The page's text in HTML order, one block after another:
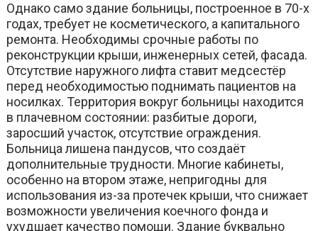
Однако само здание больницы, построенное в 70-х
годах, требует не косметического, а капитального
ремонта. Необходимы срочные работы по
реконструкции крыши, инженерных сетей, фасада.
Отсутствие наружного лифта ставит медсестёр
перед необходимостью поднимать пациентов на
носилках. Территория вокруг больницы находится
в плачевном состоянии: разбитые дороги,
заросший участок, отсутствие ограждения.
Больница лишена пандусов, что создаёт
дополнительные трудности. Многие кабинеты,
особенно на втором этаже, непригодны для
использования из-за протечек крыши, что снижает
возможности увеличения коечного фонда и
ухудшает качество помощи. Здание буквально